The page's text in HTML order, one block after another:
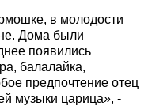
в молодости
Дома были
появились
балалайка,
предпочтение отец
музыки царица», -